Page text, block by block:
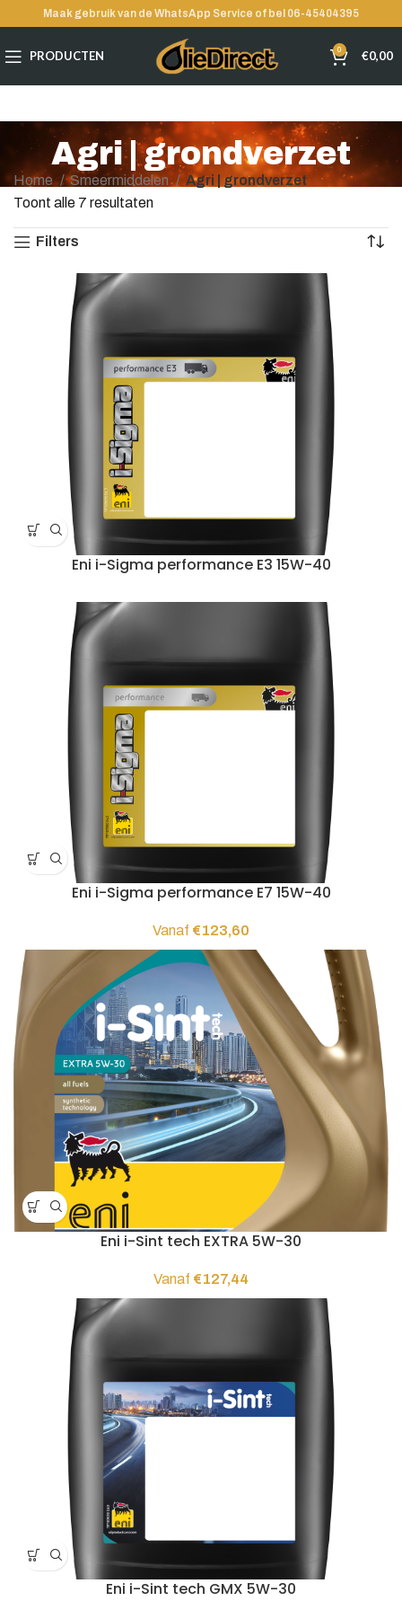
Maak gebruik van de WhatsApp Service of bel 06-45404395
PRODUCTEN 0 €0,00
Agri | grondverzet
Home Smeermiddelen
Agri | grondverzet
Toont alle 7 resultaten
Filters
Eni i-Sigma performance E3 15W-40
Eni i-Sigma performance E7 15W-40
Vanaf €123,60
Eni i-Sint tech EXTRA 5W-30
Vanaf €127,44
Eni i-Sint tech GMX 5W-30